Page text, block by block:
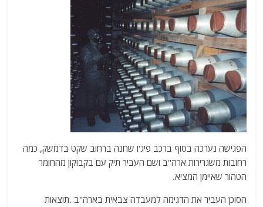
הפגישה נערכה בסוף ברכב פיג'ו שחנה ברחוב שקט בדמשק, כמה
רחובות משגרירות ארה"ב ושם העביר תיק עם בקבוקון מהחומר
הטהור שאיימן המציא.
הסוכן העביר את הדגימה למעבדה צבאית בארה"ב .תוצאות